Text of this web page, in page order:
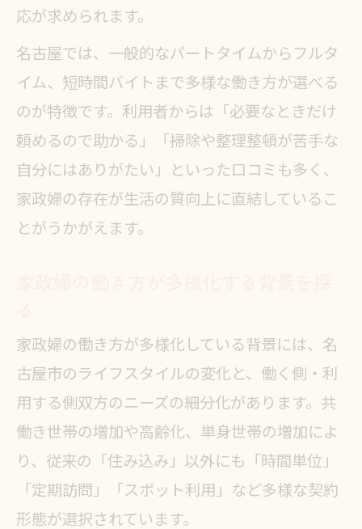
徴
解説
名古屋で家政婦の給料が決まる仕組
み
家政婦の給料アップを目指すポイン
ト
家政婦の時給相場と働き方の違いを
応が求められます。
名古屋では、一般的なパートタイムからフルタ
イム、短時間バイトまで多様な働き方が選べる
のが特徴です。利用者からは「必要なときだけ
頼めるので助かる」「掃除や整理整頓が苦手な
自分にはありがたい」といった口コミも多く、
家政婦の存在が生活の質向上に直結しているこ
とがうかがえます。
家政婦の働き方が多様化している背景には、名
古屋市のライフスタイルの変化と、働く側・利
用する側双方のニーズの細分化があります。共
働き世帯の増加や高齢化、単身世帯の増加によ
り、従来の「住み込み」以外にも「時間単位」
「定期訪問」「スポット利用」など多様な契約
形態が選択されています。